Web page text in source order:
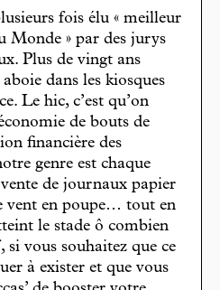
fois élu « meilleur
Monde » par des jurys
Plus de vingt ans
dans les kiosques
Le hic, c’est qu’on
de bouts de
financière des
genre est chaque
de journaux papier
vent en poupe… tout en
le stade ô combien
si vous souhaitez que ce
à exister et que vous